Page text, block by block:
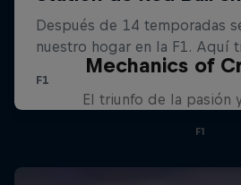
Mechanics of
El triunfo de la pasión
F1